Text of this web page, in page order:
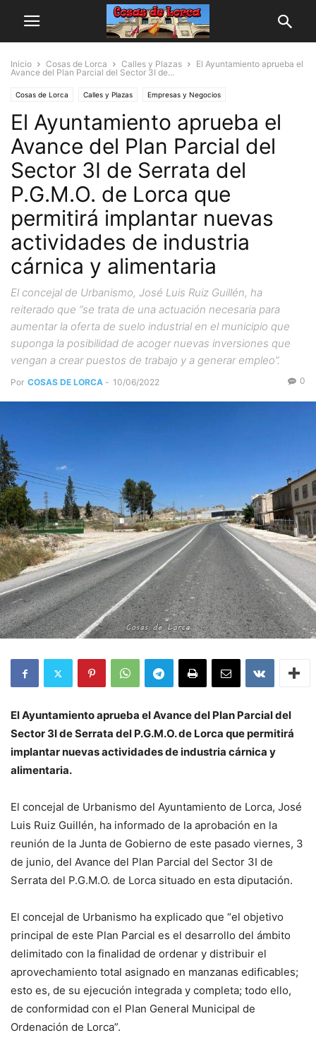
Inicio Cosas de Lorca Calles y Plazas
El Ayuntamiento aprueba el
Avance del Plan Parcial del Sector 3I de...
Cosas de Lorca Calles y Plazas Empresas y Negocios
El Ayuntamiento aprueba el
Avance del Plan Parcial del
Sector 3I de Serrata del
P.G.M.O. de Lorca que
permitirá implantar nuevas
actividades de industria
cárnica y alimentaria
El concejal de Urbanismo, José Luis Ruiz Guillén, ha
reiterado que “se trata de una actuación necesaria para
aumentar la oferta de suelo industrial en el municipio que
suponga la posibilidad de acoger nuevas inversiones que
vengan a crear puestos de trabajo y a generar empleo”.
Por COSAS DE LORCA - 10/06/2022 0
El Ayuntamiento aprueba el Avance del Plan Parcial del
Sector 3I de Serrata del P.G.M.O. de Lorca que permitirá
implantar nuevas actividades de industria cárnica y
alimentaria.
El concejal de Urbanismo del Ayuntamiento de Lorca, José
Luis Ruiz Guillén, ha informado de la aprobación en la
reunión de la Junta de Gobierno de este pasado viernes, 3
de junio, del Avance del Plan Parcial del Sector 3I de
Serrata del P.G.M.O. de Lorca situado en esta diputación.
El concejal de Urbanismo ha explicado que “el objetivo
principal de este Plan Parcial es el desarrollo del ámbito
delimitado con la finalidad de ordenar y distribuir el
aprovechamiento total asignado en manzanas edificables;
esto es, de su ejecución integrada y completa; todo ello,
de conformidad con el Plan General Municipal de
Ordenación de Lorca”.